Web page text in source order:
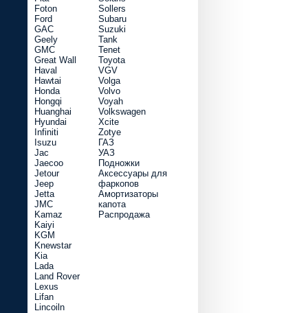
Foton
Ford
GAC
Geely
GMC
Great Wall
Haval
Hawtai
Honda
Hongqi
Huanghai
Hyundai
Infiniti
Isuzu
Jac
Jaecoo
Jetour
Jeep
Jetta
JMC
Kamaz
Kaiyi
KGM
Knewstar
Kia
Lada
Land Rover
Lexus
Lifan
Lincoiln
Sollers
Subaru
Suzuki
Tank
Tenet
Toyota
VGV
Volga
Volvo
Voyah
Volkswagen
Xcite
Zotye
ГАЗ
УАЗ
Подножки
Аксессуары для
фаркопов
Амортизаторы
капота
Распродажа